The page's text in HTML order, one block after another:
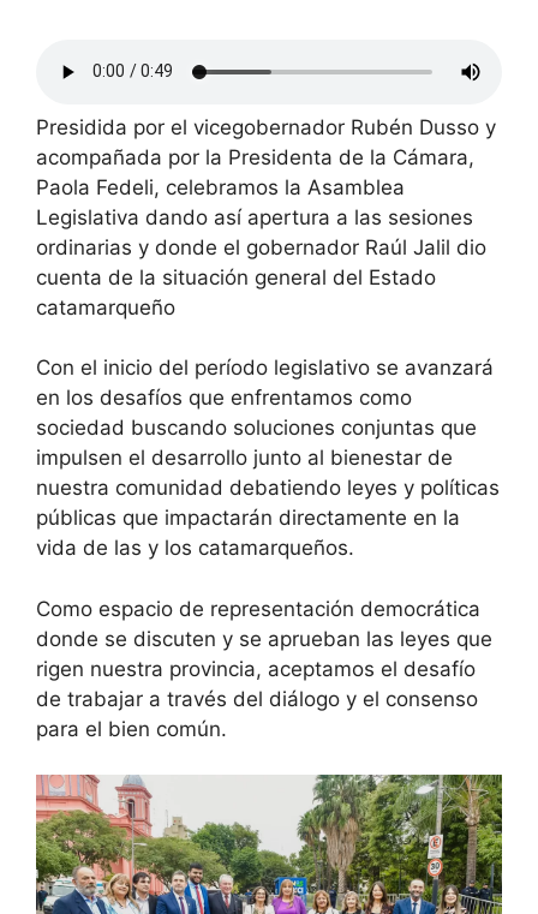
Presidida por el vicegobernador Rubén Dusso y
acompañada por la Presidenta de la Cámara,
Paola Fedeli, celebramos la Asamblea
Legislativa dando así apertura a las sesiones
ordinarias y donde el gobernador Raúl Jalil dio
cuenta de la situación general del Estado
catamarqueño
Con el inicio del período legislativo se avanzará
en los desafíos que enfrentamos como
sociedad buscando soluciones conjuntas que
impulsen el desarrollo junto al bienestar de
nuestra comunidad debatiendo leyes y políticas
públicas que impactarán directamente en la
vida de las y los catamarqueños.
Como espacio de representación democrática
donde se discuten y se aprueban las leyes que
rigen nuestra provincia, aceptamos el desafío
de trabajar a través del diálogo y el consenso
para el bien común.